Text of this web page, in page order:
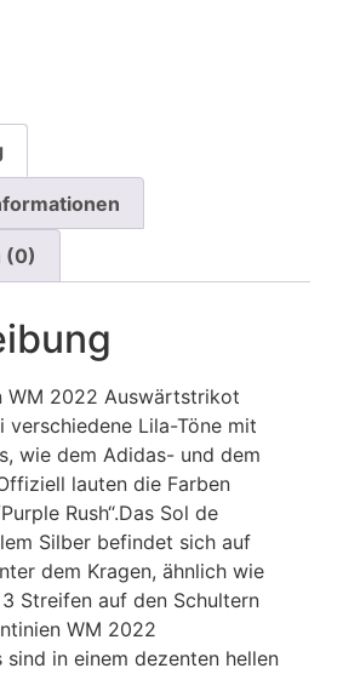
(0)
WM 2022 Auswärtstrikot
Lila-Töne mit
wie dem Adidas- und dem
lauten die Farben
Rush“.Das Sol de
Silber befindet sich auf
dem Kragen, ähnlich wie
Streifen auf den Schultern
WM 2022
in einem dezenten hellen